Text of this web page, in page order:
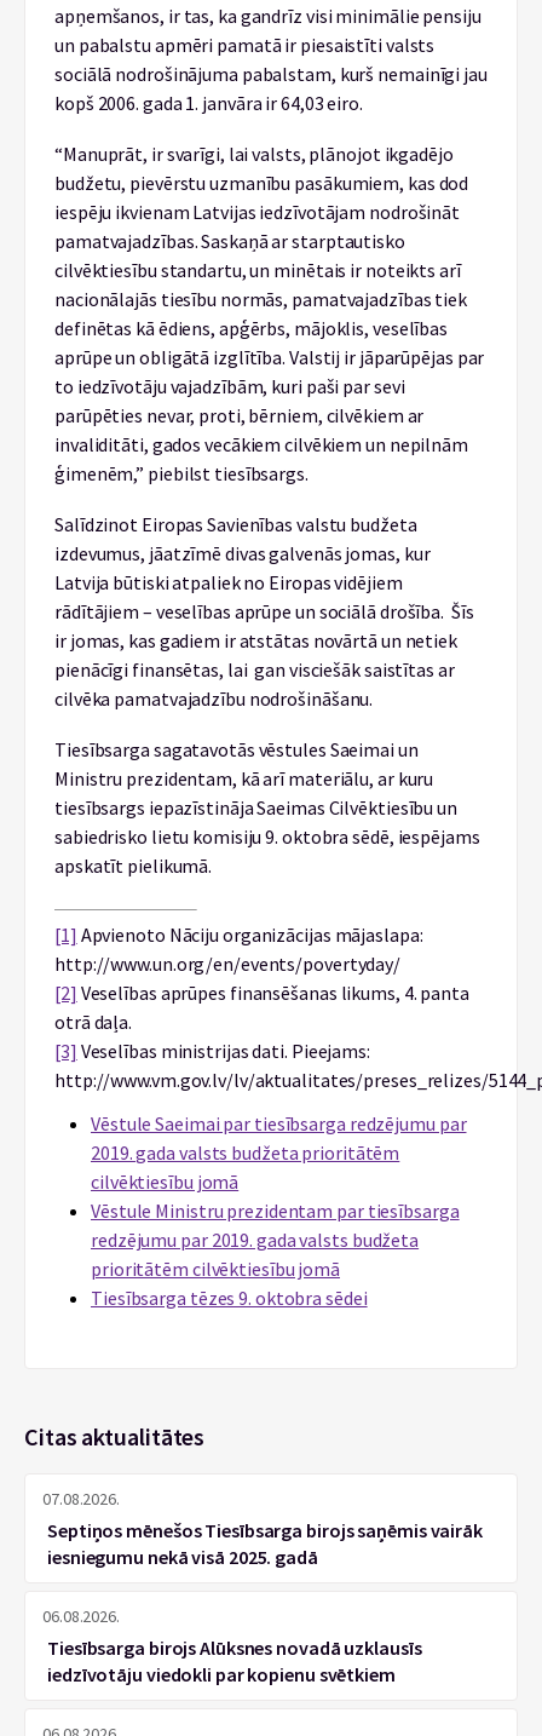
apņemšanos, ir tas, ka gandrīz visi minimālie pensiju
un pabalstu apmēri pamatā ir piesaistīti valsts
sociālā nodrošinājuma pabalstam, kurš nemainīgi jau
kopš 2006. gada 1. janvāra ir 64,03 eiro.
“Manuprāt, ir svarīgi, lai valsts, plānojot ikgadējo
budžetu, pievērstu uzmanību pasākumiem, kas dod
iespēju ikvienam Latvijas iedzīvotājam nodrošināt
pamatvajadzības. Saskaņā ar starptautisko
cilvēktiesību standartu, un minētais ir noteikts arī
nacionālajās tiesību normās, pamatvajadzības tiek
definētas kā ēdiens, apģērbs, mājoklis, veselības
aprūpe un obligātā izglītība. Valstij ir jāparūpējas par
to iedzīvotāju vajadzībām, kuri paši par sevi
parūpēties nevar, proti, bērniem, cilvēkiem ar
invaliditāti, gados vecākiem cilvēkiem un nepilnām
ģimenēm,” piebilst tiesībsargs.
Salīdzinot Eiropas Savienības valstu budžeta
izdevumus, jāatzīmē divas galvenās jomas, kur
Latvija būtiski atpaliek no Eiropas vidējiem
rādītājiem – veselības aprūpe un sociālā drošība. Šīs
ir jomas, kas gadiem ir atstātas novārtā un netiek
pienācīgi finansētas, lai gan visciešāk saistītas ar
cilvēka pamatvajadzību nodrošināšanu.
Tiesībsarga sagatavotās vēstules Saeimai un
Ministru prezidentam, kā arī materiālu, ar kuru
tiesībsargs iepazīstināja Saeimas Cilvēktiesību un
sabiedrisko lietu komisiju 9. oktobra sēdē, iespējams
apskatīt pielikumā.
[1] Apvienoto Nāciju organizācijas mājaslapa:
http://www.un.org/en/events/povertyday/
[2] Veselības aprūpes finansēšanas likums, 4. panta
otrā daļa.
[3] Veselības ministrijas dati. Pieejams:
http://www.vm.gov.lv/lv/aktualitates/preses_relizes/
Vēstule Saeimai par tiesībsarga redzējumu par
2019. gada valsts budžeta prioritātēm
cilvēktiesību jomā
Vēstule Ministru prezidentam par tiesībsarga
redzējumu par 2019. gada valsts budžeta
prioritātēm cilvēktiesību jomā
Tiesībsarga tēzes 9. oktobra sēdei
Citas aktualitātes
07.08.2026.
Septiņos mēnešos Tiesībsarga birojs saņēmis vairāk
iesniegumu nekā visā 2025. gadā
06.08.2026.
Tiesībsarga birojs Alūksnes novadā uzklausīs
iedzīvotāju viedokli par kopienu svētkiem